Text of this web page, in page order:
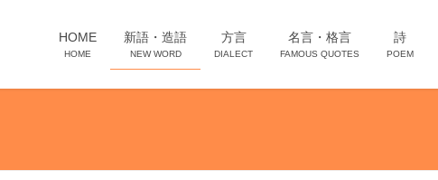
HOME
HOME
新語・造語
NEW WORD
方言
DIALECT
名言・格言
FAMOUS QUOTES
詩
POEM